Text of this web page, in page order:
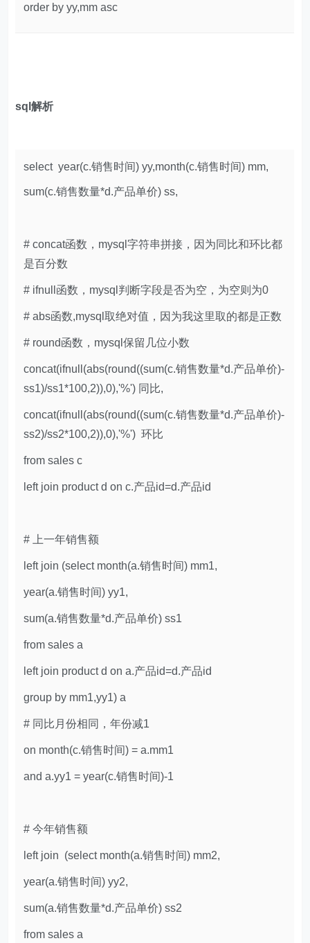
order by yy,mm asc
sql解析
select year(c.销售时间) yy,month(c.销售时间) mm,
sum(c.销售数量*d.产品单价) ss,
# concat函数，mysql字符串拼接，因为同比和环比都
是百分数
# ifnull函数，mysql判断字段是否为空，为空则为0
# abs函数,mysql取绝对值，因为我这里取的都是正数
# round函数，mysql保留几位小数
concat(ifnull(abs(round((sum(c.销售数量*d.产品单价)-
ss1)/ss1*100,2)),0),'%') 同比,
concat(ifnull(abs(round((sum(c.销售数量*d.产品单价)-
ss2)/ss2*100,2)),0),'%') 环比
from sales c
left join product d on c.产品id=d.产品id
# 上一年销售额
left join (select month(a.销售时间) mm1,
year(a.销售时间) yy1,
sum(a.销售数量*d.产品单价) ss1
from sales a
left join product d on a.产品id=d.产品id
group by mm1,yy1) a
# 同比月份相同，年份减1
on month(c.销售时间) = a.mm1
and a.yy1 = year(c.销售时间)-1
# 今年销售额
left join (select month(a.销售时间) mm2,
year(a.销售时间) yy2,
sum(a.销售数量*d.产品单价) ss2
from sales a